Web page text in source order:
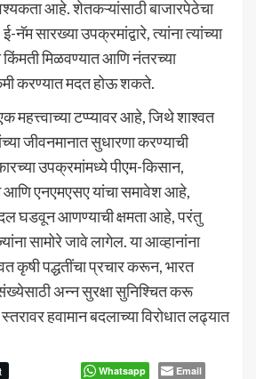
आहे. शेतकऱ्यांसाठी बाजारपेठेचा
नॅम सारख्या उपक्रमांद्वारे, त्यांना त्यांच्या
किंमती मिळवण्यात आणि नंतरच्या
करण्यात मदत होऊ शकते.
महत्त्वाच्या टप्प्यावर आहे, जिथे शाश्वत
जीवनमानात सुधारणा करण्याची
उपक्रमांमध्ये पीएम-किसान,
आणि एनएमएसए यांचा समावेश आहे,
घडवून आणण्याची क्षमता आहे, परंतु
सामोरे जावे लागेल. या आव्हानांना
कृषी पद्धतींचा प्रचार करून, भारत
अन्न सुरक्षा सुनिश्चित करू
हवामान बदलाच्या विरोधात लढ्यात
Whatsapp
Email